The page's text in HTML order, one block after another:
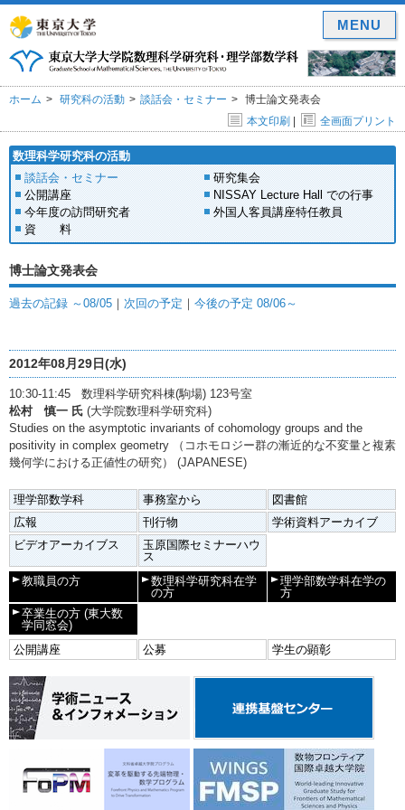
ホーム 研究科の活動 談話会・セミナー
博士論文発表会
本文印刷 | 全画面プリント
数理科学研究科の活動
談話会・セミナー
研究集会
公開講座
NISSAY Lecture Hall での行事
今年度の訪問研究者
外国人客員講座特任教員
資 料
博士論文発表会
過去の記録 ～08/05 ｜ 次回の予定 ｜ 今後の予定 08/06～
2012年08月29日(水)
10:30-11:45 数理科学研究科棟(駒場) 123号室
松村 慎一 氏 (大学院数理科学研究科)
Studies on the asymptotic invariants of cohomology groups and the
positivity in complex geometry （コホモロジー群の漸近的な不変量と複素
幾何学における正値性の研究） (JAPANESE)
理学部数学科 事務室から
図書館
広報
刊行物
学術資料アーカイブ
ビデオアーカイブス
玉原国際セミナーハウ
ス
教職員の方
数理科学研究科在学
の方
理学部数学科在学の
方
卒業生の方 (東大数
学同窓会)
公開講座
公募 学生の顕彰
MENU